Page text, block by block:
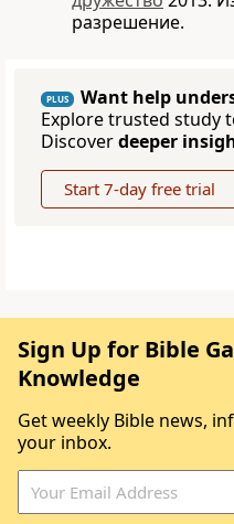
разрешение.
PLUS
Want help
Explore trusted study
Discoverdeeper
Start 7-day free trial
Sign Up for Bible
Knowledge
Get weekly Bible news,
your inbox.